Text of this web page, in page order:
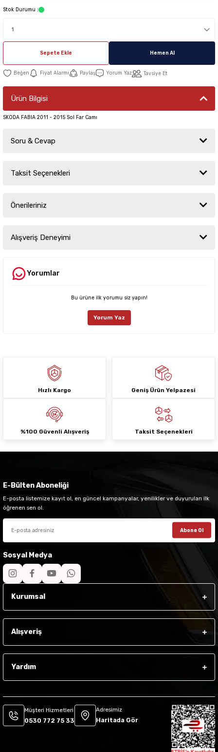
Stok Durumu :
Sepete Ekle Hemen Al
Fiyat Alarmı Paylaş Yorum Yaz Tavsiye Et
Ürün Bilgisi
SKODA FABIA 2011 - 2015 Sol Far Camı
Soru & Cevap
Ürün hakkında henüz soru sorulmamış.
Taksit Seçenekleri
Önerileriniz
yetersiz gördüğünüz noktaları öneri formunu kullanarak tarafımıza
iletebilirsiniz.
Ürün resmi kalitesiz, bozuk veya görüntülenemiyor.
Ürün fiyatı diğer sitelerden daha pahalı.
Alışveriş Deneyimi
Deneyimini Paylaş
Yorumlar
Bu ürüne ilk yorumu siz yapın!
Yorum Yaz
Hızlı Kargo Geniş Ürün Yelpazesi
%100 Güvenli Alışveriş Taksit Seçenekleri
E-Bülten Aboneliği
E-posta listemize kayıt ol, en güncel kampanyalar, yenilikler ve duyuruları ilk
öğrenen sen ol.
Abone Ol
Sosyal Medya
Kurumsal
Alışveriş
Yardım
Müşteri Hizmetleri
0530 772 75 33
Adresimiz
Haritada Gör